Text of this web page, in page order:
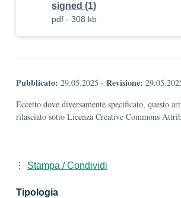
signed (1)
pdf - 308 kb
Pubblicato: 29.05.2025 - Revisione:
Eccetto dove diversamente specificato, questo
rilasciato sotto Licenza Creative Commons
Stampa / Condividi
Tipologia